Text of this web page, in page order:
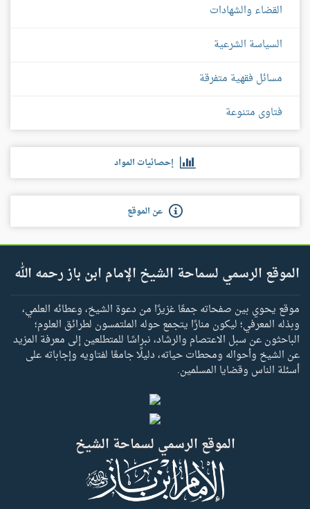
القضاء والشهادات
السياسة الشرعية
مسائل فقهية متفرقة
فتاوى متنوعة
إحصائيات المواد
عن الموقع
الموقع الرسمي لسماحة الشيخ الإمام ابن باز رحمه الله
موقع يحوي بين صفحاته جمعًا غزيرًا من دعوة الشيخ، وعطائه العلمي،
وبذله المعرفي؛ ليكون منارًا يتجمع حوله الملتمسون لطرائق العلوم؛
الباحثون عن سبل الاعتصام والرشاد، نبراسًا للمتطلعين إلى معرفة المزيد
عن الشيخ وأحواله ومحطات حياته، دليلًا جامعًا لفتاويه وإجاباته على
أسئلة الناس وقضايا المسلمين.
الموقع الرسمي لسماحة الشيخ